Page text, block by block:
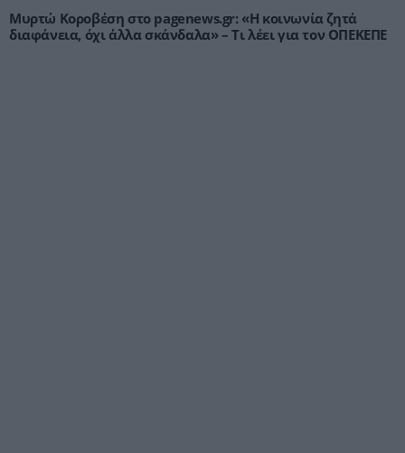
Μυρτώ Κοροβέση στο pagenews.gr: «Η κοινωνία ζητά
διαφάνεια, όχι άλλα σκάνδαλα» – Τι λέει για τον ΟΠΕΚΕΠΕ